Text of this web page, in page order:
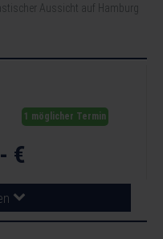
Aussicht auf Hamburg
1 möglicher Termin
€